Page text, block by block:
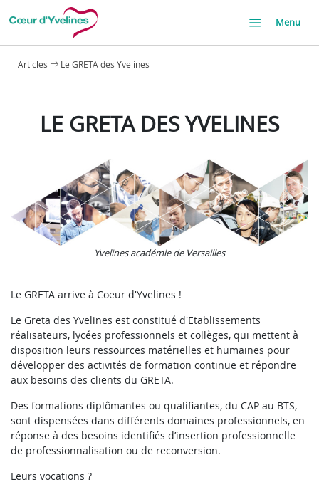
Menu
Articles Le GRETA des Yvelines
LE GRETA DES YVELINES
Yvelines académie de Versailles
Le GRETA arrive à Coeur d'Yvelines !
Le Greta des Yvelines est constitué d'Etablissements
réalisateurs, lycées professionnels et collèges, qui mettent à
disposition leurs ressources matérielles et humaines pour
développer des activités de formation continue et répondre
aux besoins des clients du GRETA.
Des formations diplômantes ou qualifiantes, du CAP au BTS,
sont dispensées dans différents domaines professionnels, en
réponse à des besoins identifiés d’insertion professionnelle
de professionnalisation ou de reconversion.
Leurs vocations ?